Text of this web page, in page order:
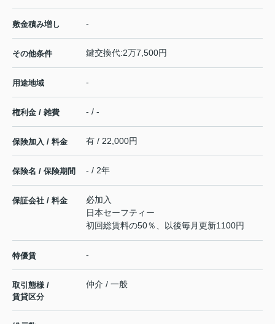
敷金積み増し -
その他条件 鍵交換代:2万7,500円
用途地域 -
権利金 / 雑費 - / -
保険加入 / 料金 有 / 22,000円
保険名 / 保険期間 - / 2年
保証会社 / 料金
必加入
日本セーフティー
初回総賃料の50％、以後毎月更新1100円
特優賃 -
取引態様 /
賃貸区分
仲介 / 一般